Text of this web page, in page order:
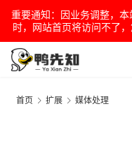
重要通知：因业务调整，
时，网站首页将访问不了
首页 扩展 媒体处理